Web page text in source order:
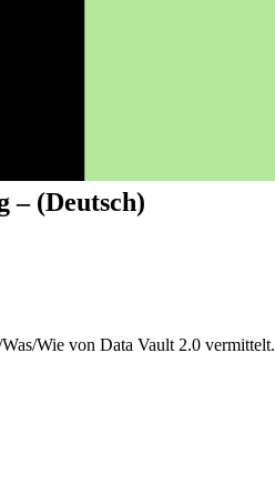
– (Deutsch)
Wie von Data Vault 2.0 vermittelt.